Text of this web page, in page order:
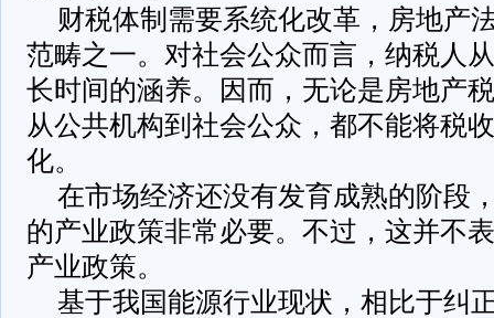
财税体制需要系统化改革，房地产
范畴之一。对社会公众而言，纳税人
长时间的涵养。因而，无论是房地产
从公共机构到社会公众，都不能将税
化。
在市场经济还没有发育成熟的阶段
的产业政策非常必要。不过，这并不
产业政策。
基于我国能源行业现状，相比于纠